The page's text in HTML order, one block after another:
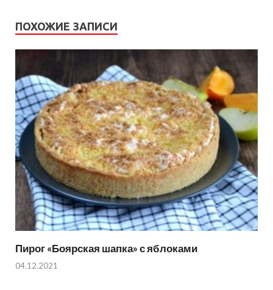
ПОХОЖИЕ ЗАПИСИ
Пирог «Боярская шапка» с яблоками
04.12.2021